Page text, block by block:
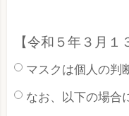
【令和５年３月１
マスクは個人の判
なお、以下の場合